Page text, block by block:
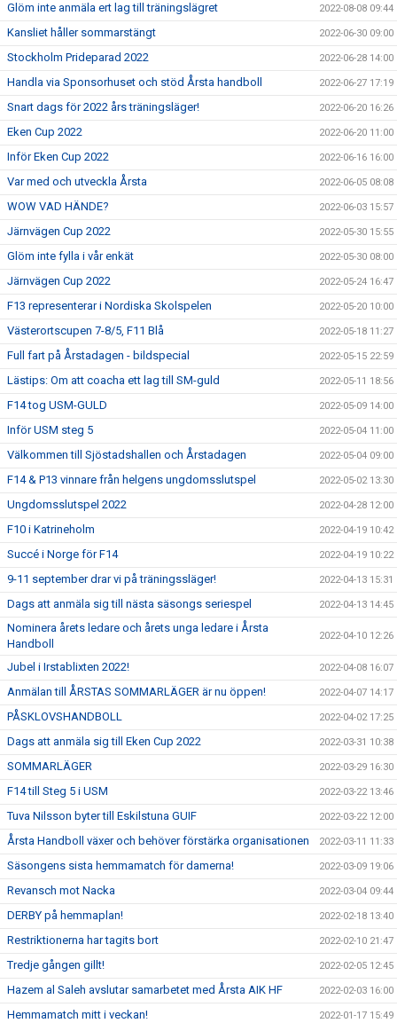
Glöm inte anmäla ert lag till träningslägret 2022-08-08 09:44
Kansliet håller sommarstängt 2022-06-30 09:00
Stockholm Prideparad 2022 2022-06-28 14:00
Handla via Sponsorhuset och stöd Årsta handboll 2022-06-27 17:19
Snart dags för 2022 års träningsläger! 2022-06-20 16:26
Eken Cup 2022 2022-06-20 11:00
Inför Eken Cup 2022 2022-06-16 16:00
Var med och utveckla Årsta 2022-06-05 08:08
WOW VAD HÄNDE? 2022-06-03 15:57
Järnvägen Cup 2022 2022-05-30 15:55
Glöm inte fylla i vår enkät 2022-05-30 08:00
Järnvägen Cup 2022 2022-05-24 16:47
F13 representerar i Nordiska Skolspelen 2022-05-20 10:00
Västerortscupen 7-8/5, F11 Blå 2022-05-18 11:27
Full fart på Årstadagen - bildspecial 2022-05-15 22:59
Lästips: Om att coacha ett lag till SM-guld 2022-05-11 18:56
F14 tog USM-GULD 2022-05-09 14:00
Inför USM steg 5 2022-05-04 11:00
Välkommen till Sjöstadshallen och Årstadagen 2022-05-04 09:00
F14 & P13 vinnare från helgens ungdomsslutspel 2022-05-02 13:30
Ungdomsslutspel 2022 2022-04-28 12:00
F10 i Katrineholm 2022-04-19 10:42
Succé i Norge för F14 2022-04-19 10:22
9-11 september drar vi på träningssläger! 2022-04-13 15:31
Dags att anmäla sig till nästa säsongs seriespel 2022-04-13 14:45
Nominera årets ledare och årets unga ledare i Årsta
Handboll
2022-04-10 12:26
Jubel i Irstablixten 2022! 2022-04-08 16:07
Anmälan till ÅRSTAS SOMMARLÄGER är nu öppen! 2022-04-07 14:17
PÅSKLOVSHANDBOLL 2022-04-02 17:25
Dags att anmäla sig till Eken Cup 2022 2022-03-31 10:38
SOMMARLÄGER 2022-03-29 16:30
F14 till Steg 5 i USM 2022-03-22 13:46
Tuva Nilsson byter till Eskilstuna GUIF 2022-03-22 12:00
Årsta Handboll växer och behöver förstärka organisationen 2022-03-11 11:33
Säsongens sista hemmamatch för damerna! 2022-03-09 19:06
Revansch mot Nacka 2022-03-04 09:44
DERBY på hemmaplan! 2022-02-18 13:40
Restriktionerna har tagits bort 2022-02-10 21:47
Tredje gången gillt! 2022-02-05 12:45
Hazem al Saleh avslutar samarbetet med Årsta AIK HF 2022-02-03 16:00
Hemmamatch mitt i veckan! 2022-01-17 15:49